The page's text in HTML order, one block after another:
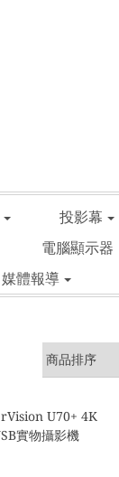
投影幕
電腦顯示器
媒體報導